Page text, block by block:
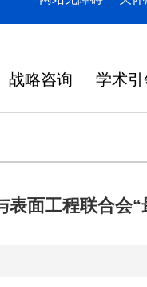
战略咨询 学术引
面工程联合会“